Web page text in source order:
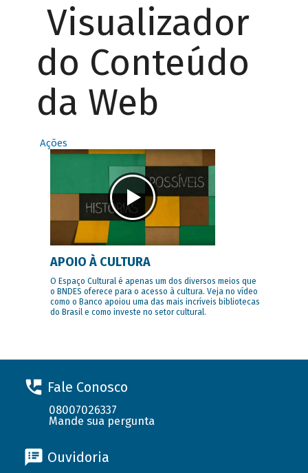
Visualizador
do Conteúdo
da Web
Ações
APOIO À CULTURA
O Espaço Cultural é apenas um dos diversos meios que
o BNDES oferece para o acesso à cultura. Veja no vídeo
como o Banco apoiou uma das mais incríveis bibliotecas
do Brasil e como investe no setor cultural.
Fale Conosco
08007026337
Mande sua pergunta
Ouvidoria